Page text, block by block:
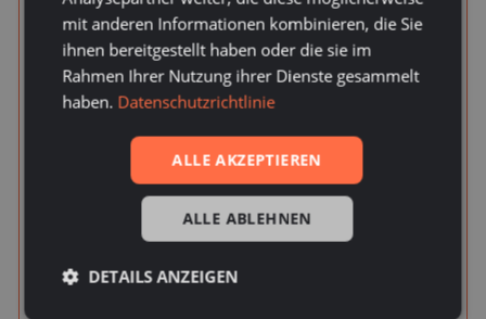
01.
Wähle & Buche dein Lager
Wähle die passende Box für deine Bedürfnisse und buche sie
bequem online in nur wenigen Minuten. Bezahle sicher über
unseren Zahlungsdienstleister – ohne Papierkram & lange
Vertragslaufzeiten.
mit anderen Informationen kombinieren, die Sie
ihnen bereitgestellt haben oder die sie im
Rahmen Ihrer Nutzung ihrer Dienste gesammelt
haben. Datenschutzrichtlinie
ALLE AKZEPTIEREN
ALLE ABLEHNEN
DETAILS ANZEIGEN